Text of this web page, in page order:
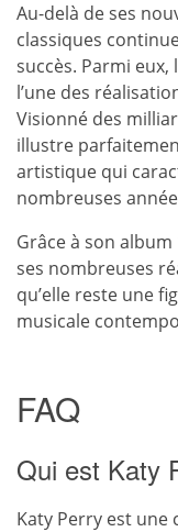
Au-delà de ses
classiques
succès. Parmi eux,
l’une des
Visionné des
illustre
artistique qui
nombreuses
Grâce à son
ses nombreuses
qu’elle reste une
musicale
FAQ
Qui est Katy
Katy Perry est